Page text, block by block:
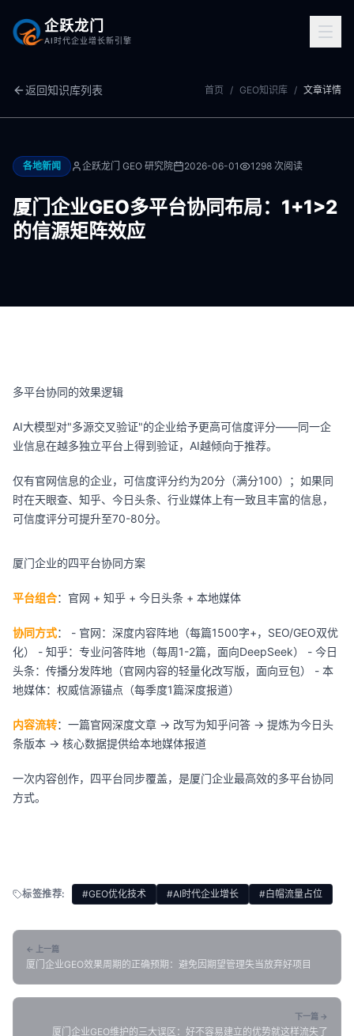
企跃龙门
AI时代企业增长新引擎
返回知识库列表 首页 / GEO知识库 / 文章详情
各地新闻 企跃龙门 GEO 研究院 2026-06-01 1298 次阅读
厦门企业GEO多平台协同布局：1+1>2
的信源矩阵效应
多平台协同的效果逻辑
AI大模型对"多源交叉验证"的企业给予更高可信度评分——同一企
业信息在越多独立平台上得到验证，AI越倾向于推荐。
仅有官网信息的企业，可信度评分约为20分（满分100）；如果同
时在天眼查、知乎、今日头条、行业媒体上有一致且丰富的信息，
可信度评分可提升至70-80分。
厦门企业的四平台协同方案
平台组合：官网 + 知乎 + 今日头条 + 本地媒体
协同方式： - 官网：深度内容阵地（每篇1500字+，SEO/GEO双优
化） - 知乎：专业问答阵地（每周1-2篇，面向DeepSeek） - 今日
头条：传播分发阵地（官网内容的轻量化改写版，面向豆包） - 本
地媒体：权威信源锚点（每季度1篇深度报道）
内容流转：一篇官网深度文章 → 改写为知乎问答 → 提炼为今日头
条版本 → 核心数据提供给本地媒体报道
一次内容创作，四平台同步覆盖，是厦门企业最高效的多平台协同
方式。
标签推荐: #GEO优化技术 #AI时代企业增长 #白帽流量占位
← 上一篇
厦门企业GEO效果周期的正确预期：避免因期望管理失当放弃好项目
下一篇 →
厦门企业GEO维护的三大误区：好不容易建立的优势就这样流失了